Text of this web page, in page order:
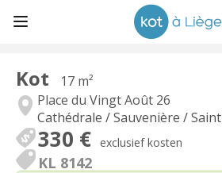
Kot
17 m²
Place du Vingt Août 26
Cathédrale / Sauvenière /
330 € exclusief kosten
KL 8142